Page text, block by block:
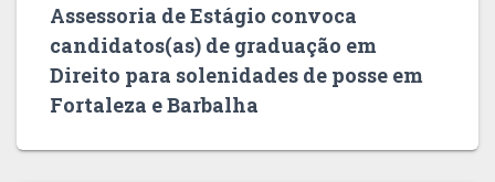
Assessoria de Estágio convoca
candidatos(as) de graduação em
Direito para solenidades de posse em
Fortaleza e Barbalha